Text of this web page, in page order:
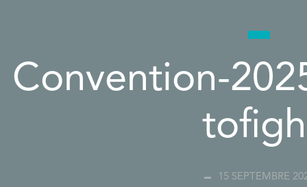
Convention-
15 SEPTEMBRE